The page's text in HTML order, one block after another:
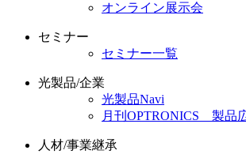
オンライン展示会
セミナー
セミナー一覧
光製品/企業
光製品Navi
月刊OPTRONICS 製品
人材/事業継承